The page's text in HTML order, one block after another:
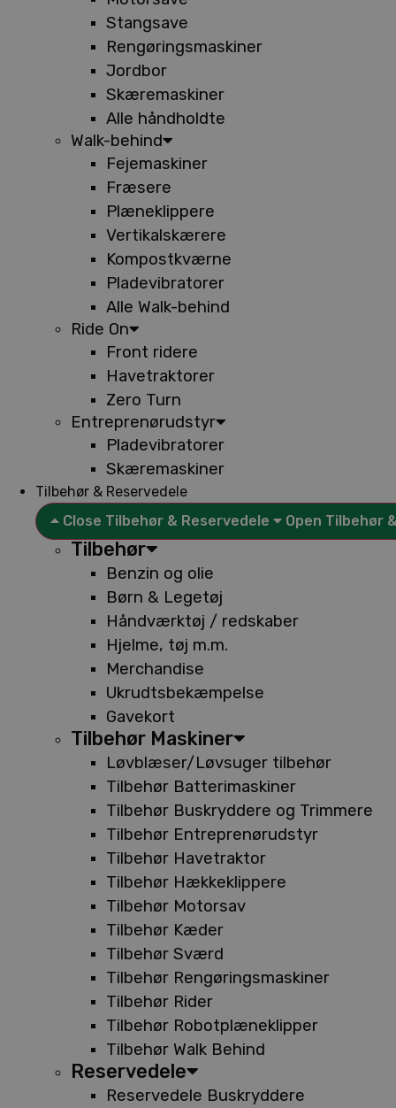
Stangsave
Rengøringsmaskiner
Jordbor
Skæremaskiner
Alle håndholdte
Walk-behind
Fejemaskiner
Fræsere
Plæneklippere
Vertikalskærere
Kompostkværne
Pladevibratorer
Alle Walk-behind
Ride On
Front ridere
Havetraktorer
Zero Turn
Entreprenørudstyr
Pladevibratorer
Skæremaskiner
Tilbehør & Reservedele
Close Tilbehør & Reservedele
Open Tilbehør
Tilbehør
Benzin og olie
Børn & Legetøj
Håndværktøj / redskaber
Hjelme, tøj m.m.
Merchandise
Ukrudtsbekæmpelse
Gavekort
Tilbehør Maskiner
Løvblæser/Løvsuger tilbehør
Tilbehør Batterimaskiner
Tilbehør Buskryddere og Trimmere
Tilbehør Entreprenørudstyr
Tilbehør Havetraktor
Tilbehør Hækkeklippere
Tilbehør Motorsav
Tilbehør Kæder
Tilbehør Sværd
Tilbehør Rengøringsmaskiner
Tilbehør Rider
Tilbehør Robotplæneklipper
Tilbehør Walk Behind
Reservedele
Reservedele Buskryddere